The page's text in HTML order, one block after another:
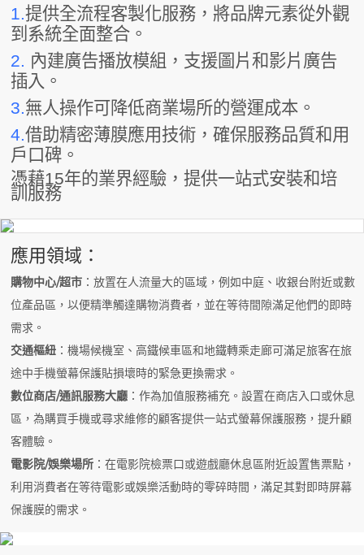
1.提供全流程客製化服務，將品牌元素從外觀
到系統全面整合。
2. 內建廣告播放模組，支援圖片和影片廣告
插入。
3.無人操作可降低商業場所的營運成本。
4.借助精密薄膜應用技術，確保服務品質和用
戶口碑。
憑藉15年的業界經驗，提供一站式安裝和培
訓服務
應用領域：
購物中心/超市 ：放置在人流量大的區域，例如中庭、收銀台附近或數
位產品區，以便精準觸達購物消費者，並在等待間隙滿足他們的即時
需求。
交通樞紐 ：機場候機室、高鐵候車區和地鐵轉乘走廊可滿足旅客在旅
途中手機螢幕保護貼損壞時的緊急更換需求。
數位商店/通訊服務大廳 ：作為加值服務補充。設置在商店入口或休息
區，為購買手機或尋求維修的顧客提供一站式螢幕保護服務，提升顧
客體驗。
電影院/娛樂場所 ：在電影院檢票口或遊戲廳休息區附近設置售票點，
利用消費者在等待電影或娛樂活動時的零碎時間，滿足其對即時屏幕
保護膜的需求。